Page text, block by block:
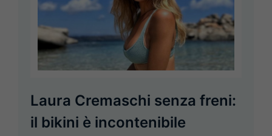
Laura Cremaschi senza freni:
il bikini è incontenibile